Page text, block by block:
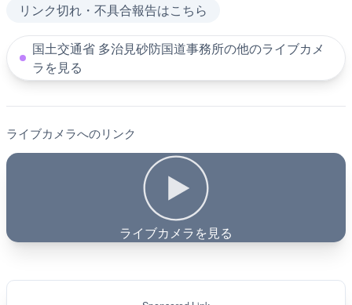
リンク切れ・不具合報告はこちら
国土交通省 多治見砂防国道事務所の他のライブカメ
ラを見る
ライブカメラへのリンク
ライブカメラを見る